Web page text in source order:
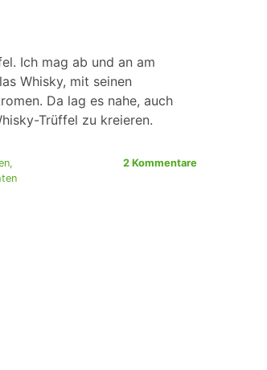
Ich mag ab und an am
Whisky, mit seinen
Da lag es nahe, auch
Trüffel zu kreieren.
,
2 Kommentare